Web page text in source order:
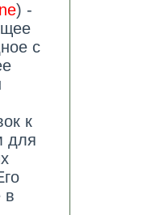
) -
с
к
для
в